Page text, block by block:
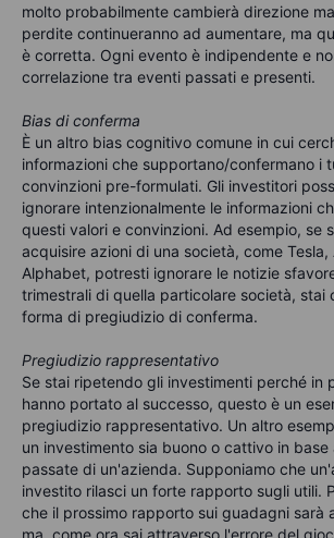
molto probabilmente cambierà direzione
perdite continueranno ad aumentare, ma
è corretta. Ogni evento è indipendente e
correlazione tra eventi passati e presenti.
Bias di conferma
È un altro bias cognitivo comune in cui
informazioni che supportano/confermano i
convinzioni pre-formulati. Gli investitori
ignorare intenzionalmente le informazioni
questi valori e convinzioni. Ad esempio, se
acquisire azioni di una società, come Tesla,
Alphabet, potresti ignorare le notizie
trimestrali di quella particolare società, stai
forma di pregiudizio di conferma.
Pregiudizio rappresentativo
Se stai ripetendo gli investimenti perché in
hanno portato al successo, questo è un
pregiudizio rappresentativo. Un altro
un investimento sia buono o cattivo in
passate di un'azienda. Supponiamo che
investito rilasci un forte rapporto sugli utili.
che il prossimo rapporto sui guadagni sarà
ma, come ora sai attraverso l'errore del